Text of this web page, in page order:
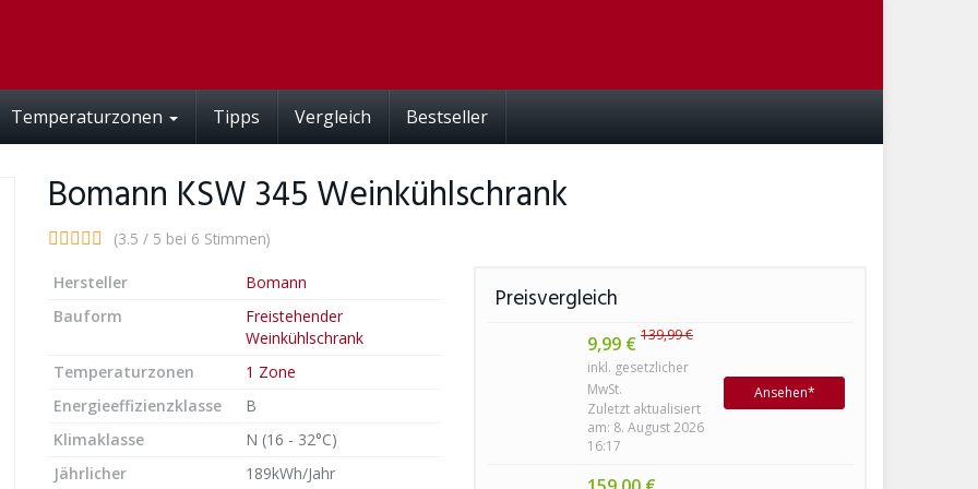
Temperaturzonen Tipps Vergleich Bestseller
Bomann KSW 345 Weinkühlschrank
(3.5 / 5 bei 6 Stimmen)
Preisvergleich
9,99 € 139,99 €
inkl. gesetzlicher
MwSt.
Zuletzt aktualisiert
am: 8. August 2026
16:17
Ansehen*
Hersteller
Bomann
Bauform
Freistehender
Weinkühlschrank
Temperaturzonen
1 Zone
Energieeffizienzklasse
B
Klimaklasse
N (16 - 32°C)
Jährlicher
189kWh/Jahr